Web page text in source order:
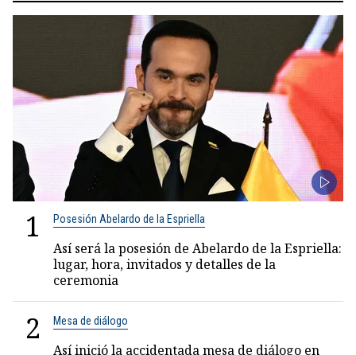
1 Posesión Abelardo de la Espriella
Así será la posesión de Abelardo de la Espriella:
lugar, hora, invitados y detalles de la
ceremonia
2 Mesa de diálogo
Así inició la accidentada mesa de diálogo en